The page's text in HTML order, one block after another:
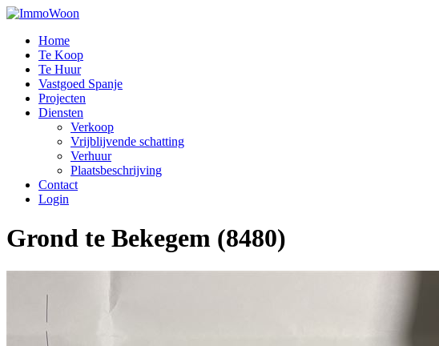
Home
Te Koop
Te Huur
Vastgoed Spanje
Projecten
Diensten
Verkoop
Vrijblijvende schatting
Verhuur
Plaatsbeschrijving
Contact
Login
Grond te Bekegem (8480)